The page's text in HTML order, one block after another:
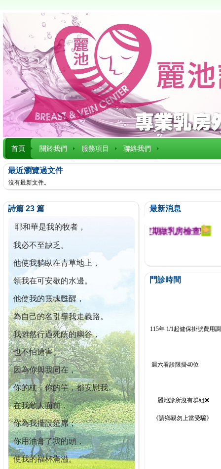
首頁 關於我們 服務項目 聯絡我們
最近瀏覽過文件
沒有最新文件。
詩篇 23 篇
耶和華是我的牧者，
我必不至缺乏。
他使我躺臥在青草地上，
領我在可安歇的水邊。
他使我的靈魂甦醒，
為自己的名引導我走義路。
我雖然行過死蔭的幽谷，
也不怕遭害。
因為你與我同在，
你的杖，你的竿，都安慰我。
在我敵人面前，
你為我擺設筵席；
你用油膏了我的頭，
使我的福杯滿溢。
最新消息
迄今已篩檢出1700位乳癌患者,提醒您定期做乳房檢查!
門診時間
115年 1/1起健保掛號費用
週六看診限掛40位
麗池診所沒有群組❌
《請鄉親勿上當受騙》